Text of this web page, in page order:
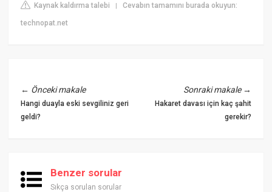
Kaynak kaldırma talebi |Cevabın tamamını burada okuyun:
technopat.net
← Önceki makale
Hangi duayla eski sevgiliniz geri
geldi?
Sonraki makale→
Hakaret davası için kaç şahit
gerekir?
Benzer sorular
Sıkça sorulan sorular